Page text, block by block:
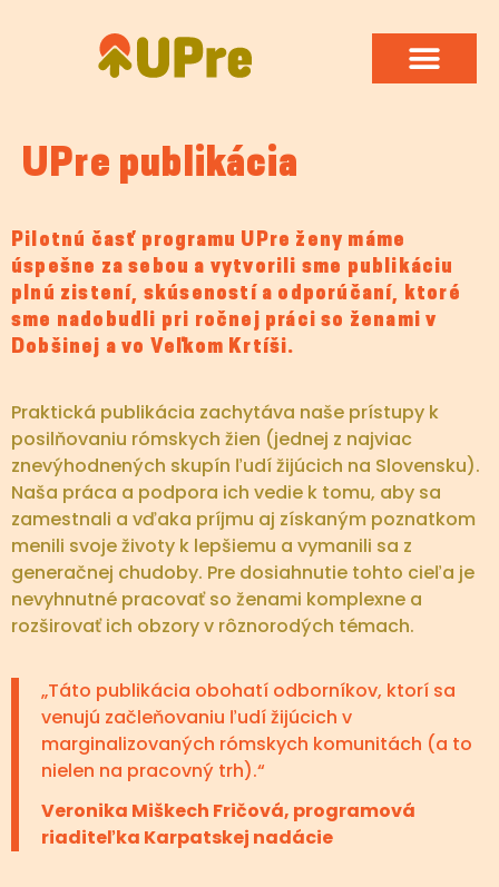
UPre publikácia
Pilotnú časť programu UPre ženy máme
úspešne za sebou a vytvorili sme publikáciu
plnú zistení, skúseností a odporúčaní, ktoré
sme nadobudli pri ročnej práci so ženami v
Dobšinej a vo Veľkom Krtíši.
Praktická publikácia zachytáva naše prístupy k
posilňovaniu rómskych žien (jednej z najviac
znevýhodnených skupín ľudí žijúcich na Slovensku).
Naša práca a podpora ich vedie k tomu, aby sa
zamestnali a vďaka príjmu aj získaným poznatkom
menili svoje životy k lepšiemu a vymanili sa z
generačnej chudoby. Pre dosiahnutie tohto cieľa je
nevyhnutné pracovať so ženami komplexne a
rozširovať ich obzory v rôznorodých témach.
„Táto publikácia obohatí odborníkov, ktorí sa
venujú začleňovaniu ľudí žijúcich v
marginalizovaných rómskych komunitách (a to
nielen na pracovný trh).“
Veronika Miškech Fričová, programová
riaditeľka Karpatskej nadácie